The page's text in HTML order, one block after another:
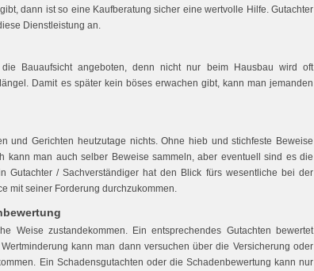
dann ist so eine Kaufberatung sicher eine wertvolle Hilfe. Gutachter
Dienstleistung an.
Bauaufsicht angeboten, denn nicht nur beim Hausbau wird oft
Damit es später kein böses erwachen gibt, kann man jemanden
und Gerichten heutzutage nichts. Ohne hieb und stichfeste Beweise
kann man auch selber Beweise sammeln, aber eventuell sind es die
Gutachter / Sachverständiger hat den Blick fürs wesentliche bei der
mit seiner Forderung durchzukommen.
Weise zustandekommen. Ein entsprechendes Gutachten bewertet
kann man dann versuchen über die Versicherung oder
Ein Schadensgutachten oder die Schadenbewertung kann nur